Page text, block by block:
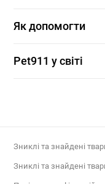
Як допомогти
Pet911 у світі
Зниклі та знайдені
Зниклі та знайдені